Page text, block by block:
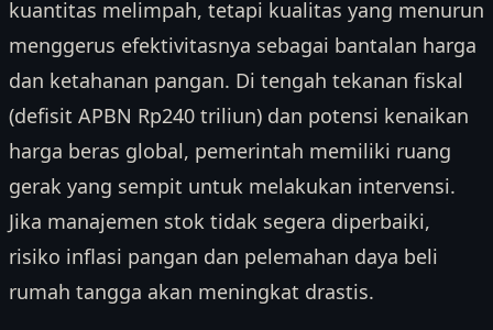
kuantitas melimpah, tetapi kualitas yang menurun
menggerus efektivitasnya sebagai bantalan harga
dan ketahanan pangan. Di tengah tekanan fiskal
(defisit APBN Rp240 triliun) dan potensi kenaikan
harga beras global, pemerintah memiliki ruang
gerak yang sempit untuk melakukan intervensi.
Jika manajemen stok tidak segera diperbaiki,
risiko inflasi pangan dan pelemahan daya beli
rumah tangga akan meningkat drastis.